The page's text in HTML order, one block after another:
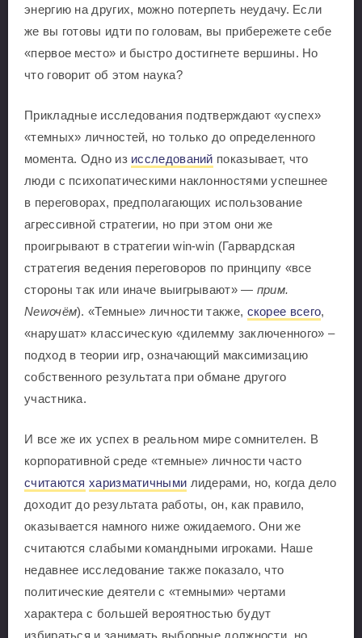
энергию на других, можно потерпеть неудачу. Если
же вы готовы идти по головам, вы прибережете себе
«первое место» и быстро достигнете вершины. Но
что говорит об этом наука?
Прикладные исследования подтверждают «успех»
«темных» личностей, но только до определенного
момента. Одно из исследований показывает, что
люди с психопатическими наклонностями успешнее
в переговорах, предполагающих использование
агрессивной стратегии, но при этом они же
проигрывают в стратегии win-win (Гарвардская
стратегия ведения переговоров по принципу «все
стороны так или иначе выигрывают» — прим.
Newочём). «Темные» личности также, скорее всего,
«нарушат» классическую «дилемму заключенного» –
подход в теории игр, означающий максимизацию
собственного результата при обмане другого
участника.
И все же их успех в реальном мире сомнителен. В
корпоративной среде «темные» личности часто
считаются харизматичными лидерами, но, когда дело
доходит до результата работы, он, как правило,
оказывается намного ниже ожидаемого. Они же
считаются слабыми командными игроками. Наше
недавнее исследование также показало, что
политические деятели с «темными» чертами
характера с большей вероятностью будут
избираться и занимать выборные должности, но